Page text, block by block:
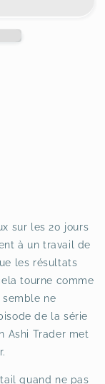
sur les 20 jours
à un travail de
les résultats
tourne comme
ne
de la série
Ashi Trader met
quand ne pas